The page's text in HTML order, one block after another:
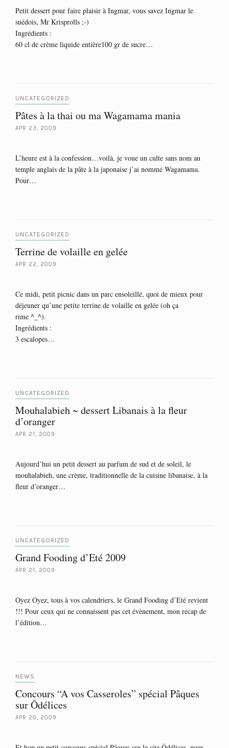
Petit dessert pour faire plaisir à Ingmar, vous savez Ingmar le
suédois, Mr Krisprolls ;-)
Ingrédients :
60 cl de crème liquide entière100 gr de sucre…
UNCATEGORIZED
Pâtes à la thai ou ma Wagamama mania
APR 23, 2009
L’heure est à la confession…voilà, je voue un culte sans nom au
temple anglais de la pâte à la japonaise j’ai nommé Wagamama.
Pour…
UNCATEGORIZED
Terrine de volaille en gelée
APR 22, 2009
Ce midi, petit picnic dans un parc ensoleillé, quoi de mieux pour
déjeuner qu’une petite terrine de volaille en gelée (oh ça
rime ^_^).
Ingrédients :
3 escalopes…
UNCATEGORIZED
Mouhalabieh ~ dessert Libanais à la fleur
d’oranger
APR 21, 2009
Aujourd’hui un petit dessert au parfum de sud et de soleil, le
mouhalabieh, une crème, traditionnelle de la cuisine libanaise, à la
fleur d’oranger…
UNCATEGORIZED
Grand Fooding d’Eté 2009
APR 21, 2009
Oyez Oyez, tous à vos calendriers, le Grand Fooding d’Eté revient
!!! Pour ceux qui ne connaissent pas cet évènement, mon recap de
l’édition…
NEWS
Concours “A vos Casseroles” spécial Pâques
sur Ôdélices
APR 20, 2009